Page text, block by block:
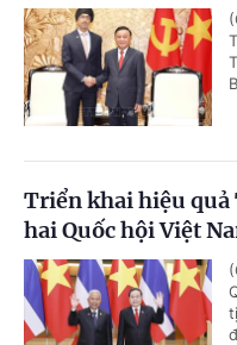
Triển khai hiệu quả
hai Quốc hội Việt